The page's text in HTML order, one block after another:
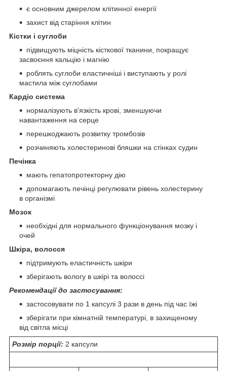
є основним джерелом клітинної енергії
захист від старіння клітин
Кістки і суглоби
підвищують міцність кісткової тканини, покращує
засвоєння кальцію і магнію
роблять суглоби еластичніші і виступають у ролі
мастила між суглобами
Кардіо система
нормалізують в'язкість крові, зменшуючи
навантаження на серце
перешкоджають розвитку тромбозів
розчиняють холестеринові бляшки на стінках судин
Печінка
мають гепатопротекторну дію
допомагають печінці регулювати рівень холестерину
в організмі
Мозок
необхідні для нормального функціонування мозку і
очей
Шкіра, волосся
підтримують еластичність шкіри
зберігають вологу в шкірі та волоссі
Рекомендації до застосування:
застосовувати по 1 капсулі 3 рази в день під час їжі
зберігати при кімнатній температурі, в захищеному
від світла місці
Розмір порції: 2 капсули